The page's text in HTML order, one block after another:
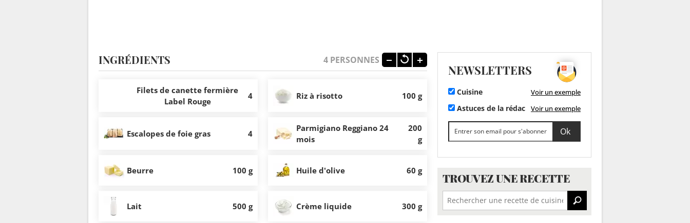
INGRÉDIENTS 4 PERSONNES
Filets de canette fermière
Label Rouge
4 Riz à risotto 100 g
Escalopes de foie gras 4
Parmigiano Reggiano 24
mois
200
g
Beurre 100 g Huile d'olive 60 g
Lait 500 g Crème liquide 300 g
NEWSLETTERS
Cuisine Voir un exemple
Astuces de la rédac Voir un exemple
TROUVEZ UNE RECETTE